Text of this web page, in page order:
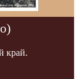
край.